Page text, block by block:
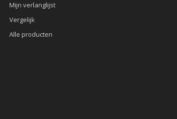
Mijn verlanglijst
Vergelijk
Alle producten